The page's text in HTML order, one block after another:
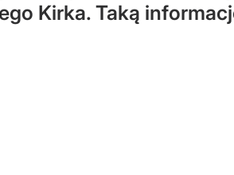
Kirka. Taką